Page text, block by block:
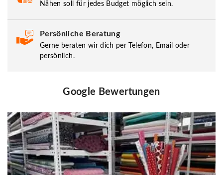
Nähen soll für jedes Budget möglich sein.
Persönliche Beratung
Gerne beraten wir dich per Telefon, Email oder
persönlich.
Google Bewertungen